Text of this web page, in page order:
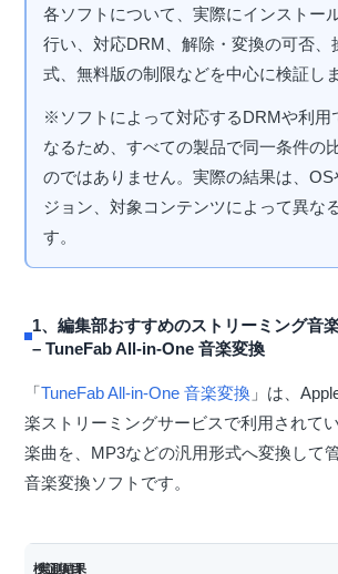
各ソフトについて、実際にインストー
行い、対応DRM、解除・変換の可否、
式、無料版の制限などを中心に検証しま
※ソフトによって対応するDRMや利用
なるため、すべての製品で同一条件の
のではありません。実際の結果は、
ジョン、対象コンテンツによって異な
す。
1、編集部おすすめのストリーミング音
– TuneFab All-in-One 音楽変換
「TuneFab All-in-One 音楽変換 」は、
楽ストリーミングサービスで利用されて
楽曲を、MP3などの汎用形式へ変換して
音楽変換ソフトです。
検証項目
実測結果